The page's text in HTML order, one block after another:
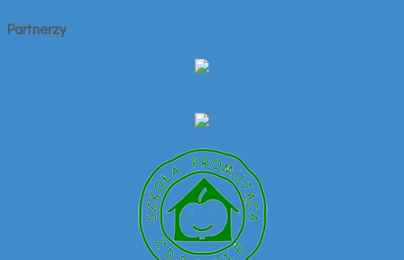
Partnerzy